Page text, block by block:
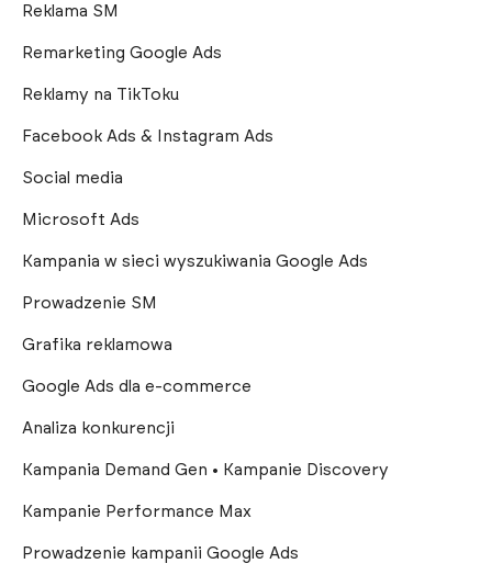
Reklama SM
Remarketing Google Ads
Reklamy na TikToku
Facebook Ads & Instagram Ads
Social media
Microsoft Ads
Kampania w sieci wyszukiwania Google Ads
Prowadzenie SM
Grafika reklamowa
Google Ads dla e-commerce
Analiza konkurencji
Kampania Demand Gen • Kampanie Discovery
Kampanie Performance Max
Prowadzenie kampanii Google Ads